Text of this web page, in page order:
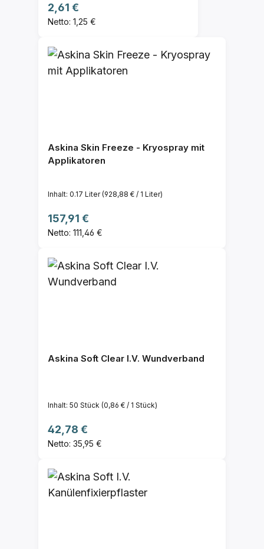
Regulärer Preis:
2,61 €
Netto: 1,25 €
Askina Skin Freeze - Kryospray mit
Applikatoren
Inhalt: 0.17 Liter(928,88 € / 1 Liter)
Regulärer Preis:
157,91 €
Netto: 111,46 €
Askina Soft Clear I.V. Wundverband
Inhalt: 50 Stück (0,86 € / 1 Stück)
Regulärer Preis:
42,78 €
Netto: 35,95 €